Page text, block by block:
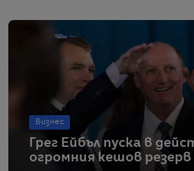
Бизнес
Грег Ейбъл пуска в
огромния кешов